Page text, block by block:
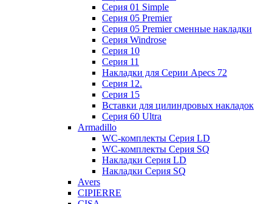
Серия 01 Simple
Серия 05 Premier
Серия 05 Premier сменные накладки
Cерия Windrose
Серия 10
Серия 11
Накладки для Серии Apecs 72
Серия 12.
Серия 15
Вставки для цилиндровых накладок
Серия 60 Ultra
Armadillo
WC-комплекты Серия LD
WC-комплекты Серия SQ
Накладки Серия LD
Накладки Серия SQ
Avers
CIPIERRE